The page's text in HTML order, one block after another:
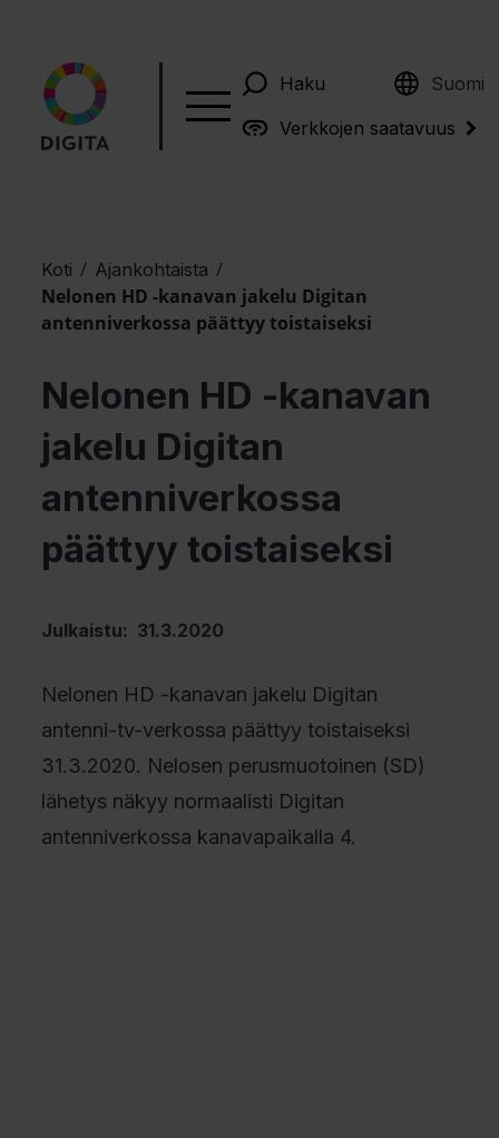
Haku Suomi
English
Verkkojen saatavuus
Koti / Ajankohtaista /
Nelonen HD -kanavan jakelu Digitan
antenniverkossa päättyy toistaiseksi
Nelonen HD -kanavan
jakelu Digitan
antenniverkossa
päättyy toistaiseksi
Julkaistu: 31.3.2020
Nelonen HD -kanavan jakelu Digitan
antenni-tv-verkossa päättyy toistaiseksi
31.3.2020. Nelosen perusmuotoinen (SD)
lähetys näkyy normaalisti Digitan
antenniverkossa kanavapaikalla 4.